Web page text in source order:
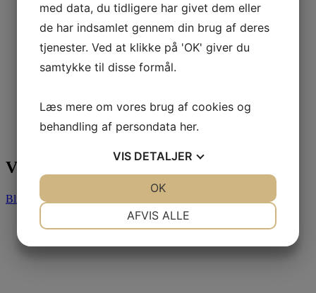
Vores partnere
Bliv partner – kom med OnBoard
med data, du tidligere har givet dem eller
de har indsamlet gennem din brug af deres
tjenester. Ved at klikke på 'OK' giver du
samtykke til disse formål.
Læs mere om vores brug af cookies og
behandling af persondata her.
VIS DETALJER
AFVIS ALLE
OK